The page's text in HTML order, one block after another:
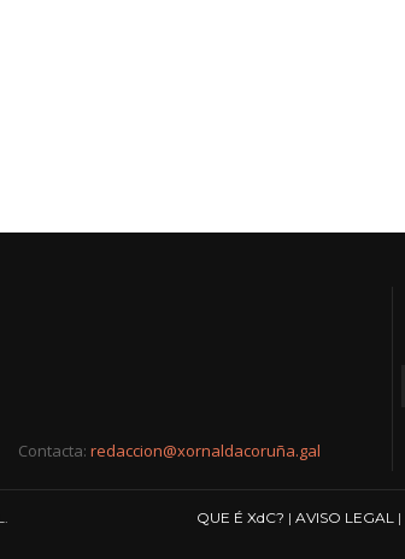
Contacta: redaccion@xornaldacoruña.gal
QUE É XdC? | AVISO LEGAL |